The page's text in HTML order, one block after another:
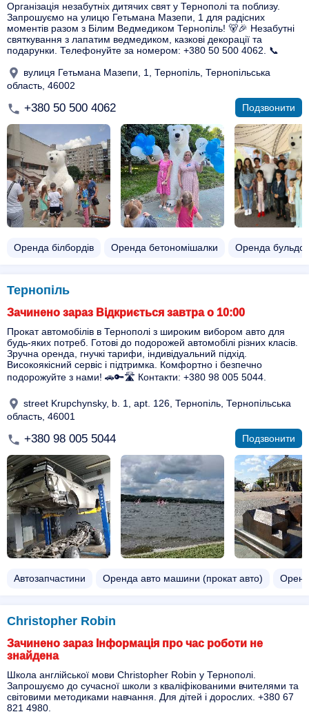
Організація незабутніх дитячих свят у Тернополі та поблизу.
Запрошуємо на улицю Гетьмана Мазепи, 1 для радісних
моментів разом з Білим Ведмедиком Тернопіль! 🐻🎉 Незабутні
святкування з лапатим ведмедиком, казкові декорації та
подарунки. Телефонуйте за номером: +380 50 500 4062. 📞
вулиця Гетьмана Мазепи, 1, Тернопіль, Тернопільська
область, 46002
+380 50 500 4062 Подзвонити
Оренда білбордів Оренда бетономішалки Оренда
Тернопіль
Зачинено зараз Відкриється завтра о 10:00
Прокат автомобілів в Тернополі з широким вибором авто для
будь-яких потреб. Готові до подорожей автомобілі різних класів.
Зручна оренда, гнучкі тарифи, індивідуальний підхід.
Високоякісний сервіс і підтримка. Комфортно і безпечно
подорожуйте з нами! 🚗🔑🛣️ Контакти: +380 98 005 5044.
street Krupchynsky, b. 1, apt. 126, Тернопіль, Тернопільська
область, 46001
+380 98 005 5044 Подзвонити
Автозапчастини Оренда авто машини (прокат авто)
Christopher Robin
Зачинено зараз Інформація про час роботи не
знайдена
Школа англійської мови Christopher Robin у Тернополі.
Запрошуємо до сучасної школи з кваліфікованими вчителями та
світовими методиками навчання. Для дітей і дорослих. +380 67
821 4980.